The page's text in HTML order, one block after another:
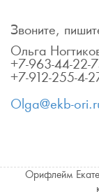
Звоните,
Ольга
+7-963-44-22-
+7-912-255-4-
Olga@ekb-
Орифлейм